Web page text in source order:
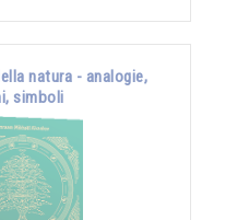
natura - analogie,
simboli